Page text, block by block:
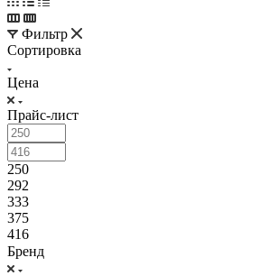
Фильтр
Сортировка
Цена
Прайс-лист
250
292
333
375
416
Бренд